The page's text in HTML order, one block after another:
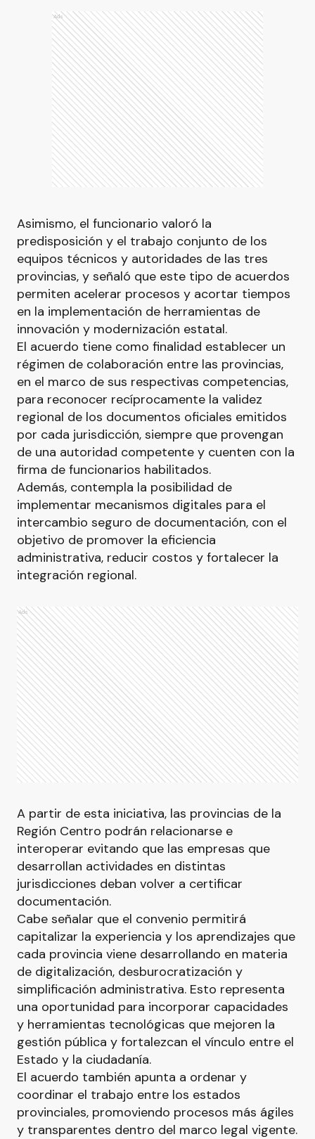
Ads
Asimismo, el funcionario valoró la
predisposición y el trabajo conjunto de los
equipos técnicos y autoridades de las tres
provincias, y señaló que este tipo de acuerdos
permiten acelerar procesos y acortar tiempos
en la implementación de herramientas de
innovación y modernización estatal.
El acuerdo tiene como finalidad establecer un
régimen de colaboración entre las provincias,
en el marco de sus respectivas competencias,
para reconocer recíprocamente la validez
regional de los documentos oficiales emitidos
por cada jurisdicción, siempre que provengan
de una autoridad competente y cuenten con la
firma de funcionarios habilitados.
Además, contempla la posibilidad de
implementar mecanismos digitales para el
intercambio seguro de documentación, con el
objetivo de promover la eficiencia
administrativa, reducir costos y fortalecer la
integración regional.
Ads
A partir de esta iniciativa, las provincias de la
Región Centro podrán relacionarse e
interoperar evitando que las empresas que
desarrollan actividades en distintas
jurisdicciones deban volver a certificar
documentación.
Cabe señalar que el convenio permitirá
capitalizar la experiencia y los aprendizajes que
cada provincia viene desarrollando en materia
de digitalización, desburocratización y
simplificación administrativa. Esto representa
una oportunidad para incorporar capacidades
y herramientas tecnológicas que mejoren la
gestión pública y fortalezcan el vínculo entre el
Estado y la ciudadanía.
El acuerdo también apunta a ordenar y
coordinar el trabajo entre los estados
provinciales, promoviendo procesos más ágiles
y transparentes dentro del marco legal vigente.